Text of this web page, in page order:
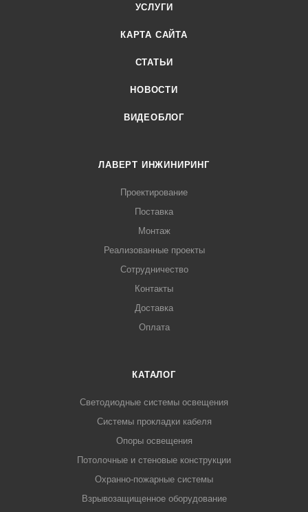
УСЛУГИ
КАРТА САЙТА
СТАТЬИ
НОВОСТИ
ВИДЕОБЛОГ
ЛАВЕРТ ИНЖИНИРИНГ
Проектирование
Поставка
Монтаж
Реализованные проекты
Сотрудничество
Контакты
Доставка
Оплата
КАТАЛОГ
Светодиодные системы освещения
Системы прокладки кабеля
Опоры освещения
Потолочные и стеновые конструкции
Охранно-пожарные системы
Взрывозащищенное оборудование